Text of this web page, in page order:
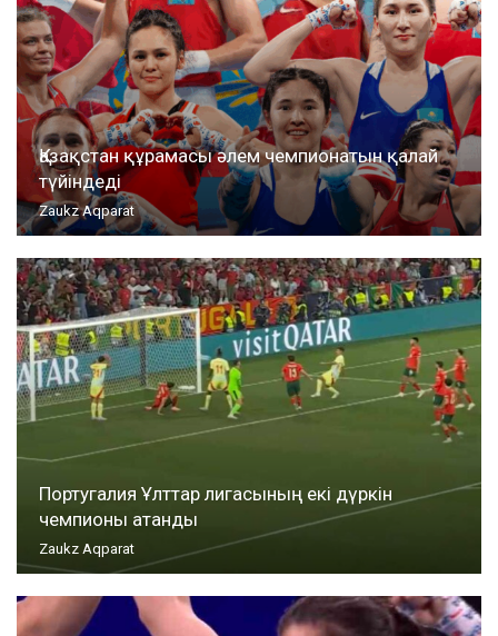
Қазақстан құрамасы әлем чемпионатын қалай
түйіндеді
Zaukz Aqparat
Португалия Ұлттар лигасының екі дүркін
чемпионы атанды
Zaukz Aqparat